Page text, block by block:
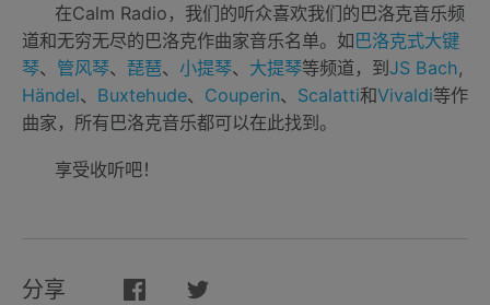
在Calm Radio，我们的听众喜欢我们的巴洛克音乐频
道和无穷无尽的巴洛克作曲家音乐名单。如巴洛克式大键
琴、 管风琴、 琵琶、 小提琴、 大提琴等频道，到JS Bach,
Händel、 Buxtehude、 Couperin、 Scalatti和Vivaldi等作
曲家，所有巴洛克音乐都可以在此找到。
享受收听吧！
分享